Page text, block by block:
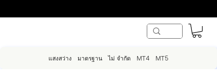
แสงสว่าง มาตรฐาน ไม่ จำกัด MT4 MT5